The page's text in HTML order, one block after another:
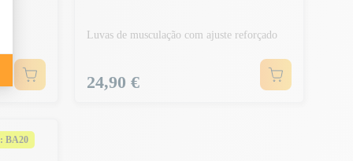
Luvas de musculação com ajuste reforçado
Preço
24,90 €
BA20